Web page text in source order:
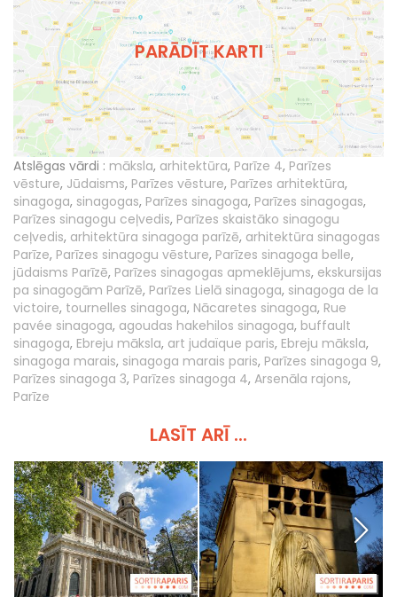
PARĀDĪT KARTI
Atslēgas vārdi : māksla, arhitektūra, Parīze 4, Parīzes
vēsture, Jūdaisms, Parīzes vēsture, Parīzes arhitektūra,
sinagoga, sinagogas, Parīzes sinagoga, Parīzes sinagogas,
Parīzes sinagogu ceļvedis, Parīzes skaistāko sinagogu
ceļvedis, arhitektūra sinagoga parīzē, arhitektūra sinagogas
Parīze, Parīzes sinagogu vēsture, Parīzes sinagoga belle,
jūdaisms Parīzē, Parīzes sinagogas apmeklējums, ekskursijas
pa sinagogām Parīzē, Parīzes Lielā sinagoga, sinagoga de la
victoire, tournelles sinagoga, Nācaretes sinagoga, Rue
pavée sinagoga, agoudas hakehilos sinagoga, buffault
sinagoga, Ebreju māksla, art judaïque paris, Ebreju māksla,
sinagoga marais, sinagoga marais paris, Parīzes sinagoga 9,
Parīzes sinagoga 3, Parīzes sinagoga 4, Arsenāla rajons,
Parīze
LASĪT ARĪ ...